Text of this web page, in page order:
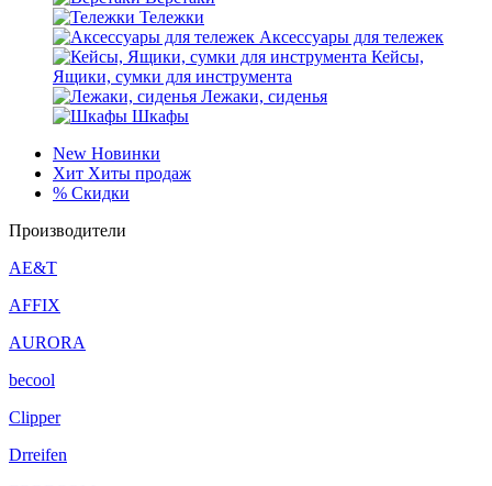
Тележки
Аксессуары для тележек
Кейсы,
Ящики, сумки для инструмента
Лежаки, сиденья
Шкафы
New Новинки
Хит Хиты продаж
% Скидки
Производители
AE&T
AFFIX
AURORA
becool
Clipper
Drreifen